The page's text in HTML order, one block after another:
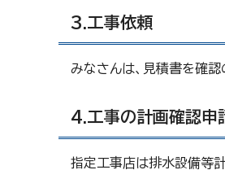
3.工事依頼
みなさんは、見積書を確認
4.工事の計画確認申
指定工事店は排水設備等